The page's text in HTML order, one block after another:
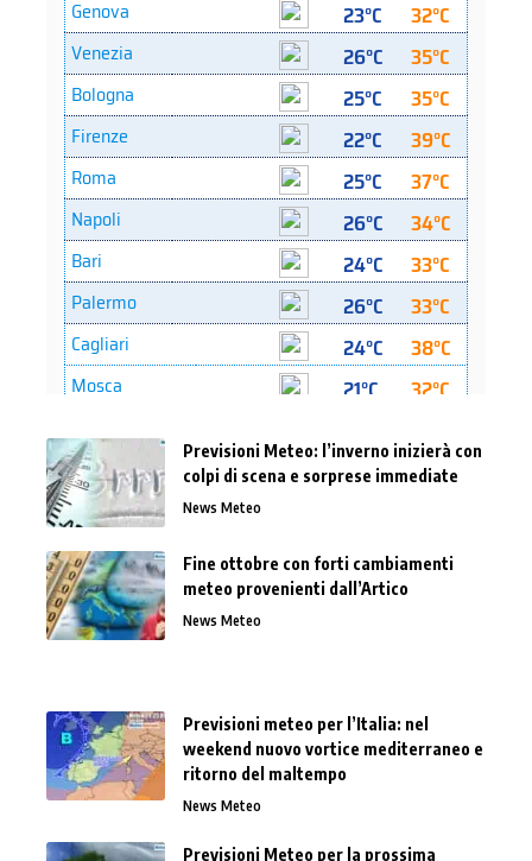
Previsioni Meteo: l’inverno inizierà con
colpi di scena e sorprese immediate
News Meteo
Fine ottobre con forti cambiamenti
meteo provenienti dall’Artico
News Meteo
Previsioni meteo per l’Italia: nel
weekend nuovo vortice mediterraneo e
ritorno del maltempo
News Meteo
Previsioni Meteo per la prossima